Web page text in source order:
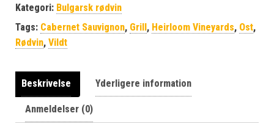
Kategori: Bulgarsk rødvin
Tags: Cabernet Sauvignon, Grill, Heirloom Vineyards, Ost,
Rødvin, Vildt
Beskrivelse Yderligere information
Anmeldelser (0)